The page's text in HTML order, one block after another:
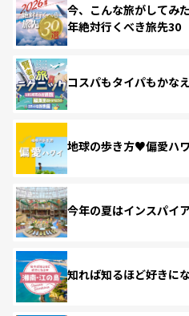
今、こんな旅がしてみ
年絶対行くべき旅先30
コスパもタイパもかな
地球の歩き方♥偏愛ハ
今年の夏はインスパイ
知れば知るほど好きに